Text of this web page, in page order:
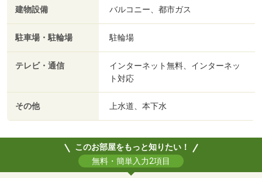
建物設備 バルコニー、都市ガス
駐車場・駐輪場 駐輪場
テレビ・通信
インターネット無料、インターネッ
ト対応
その他 上水道、本下水
このお部屋をもっと知りたい！
無料・簡単入力2項目